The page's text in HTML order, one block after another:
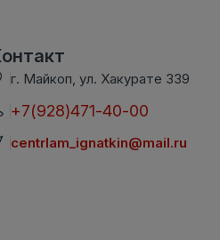
г. Майкоп, ул. Хакурате 339
+7(928)471-40-00
centrlam_ignatkin@mail.ru